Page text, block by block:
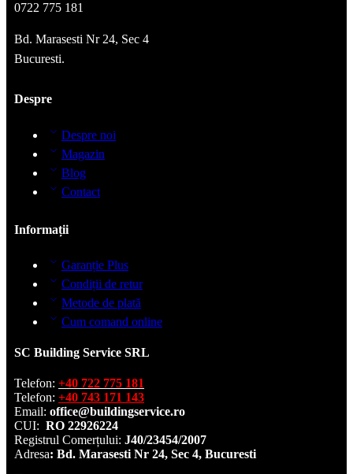
0722 775 181
Bd. Marasesti Nr 24, Sec 4
Bucuresti.
Despre
Despre noi
Magazin
Blog
Contact
Informații
Garanție Plus
Condiții de retur
Metode de plată
Cum comand online
SC Building Service SRL
Telefon: +40 722 775 181
Telefon: +40 743 171 143
Email: office@buildingservice.ro
CUI: RO 22926224
Registrul Comerțului: J40/23454/2007
Adresa: Bd. Marasesti Nr 24, Sec 4, Bucuresti